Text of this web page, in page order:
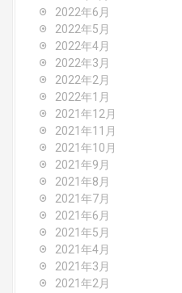
2022年6月
2022年5月
2022年4月
2022年3月
2022年2月
2022年1月
2021年12月
2021年11月
2021年10月
2021年9月
2021年8月
2021年7月
2021年6月
2021年5月
2021年4月
2021年3月
2021年2月